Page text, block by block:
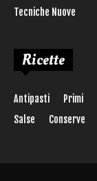
Tecniche Nuove
Ricette
Antipasti Primi
Salse
Conserve